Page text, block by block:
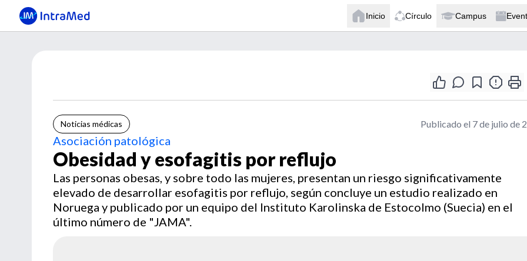
Inicio Círculo Campus
Noticias médicas Publicado el 7 de julio de
Asociación patológica
Obesidad y esofagitis por reflujo
Las personas obesas, y sobre todo las mujeres, presentan un riesgo significativamente
elevado de desarrollar esofagitis por reflujo, según concluye un estudio realizado en
Noruega y publicado por un equipo del Instituto Karolinska de Estocolmo (Suecia) en el
último número de "JAMA".